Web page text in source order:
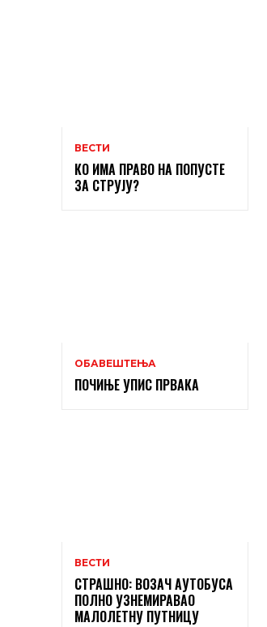
ВЕСТИ
КО ИМА ПРАВО НА ПОПУСТЕ
ЗА СТРУЈУ?
ОБАВЕШТЕЊА
ПОЧИЊЕ УПИС ПРВАКА
ВЕСТИ
СТРАШНО: ВОЗАЧ АУТОБУСА
ПОЛНО УЗНЕМИРАВАО
МАЛОЛЕТНУ ПУТНИЦУ